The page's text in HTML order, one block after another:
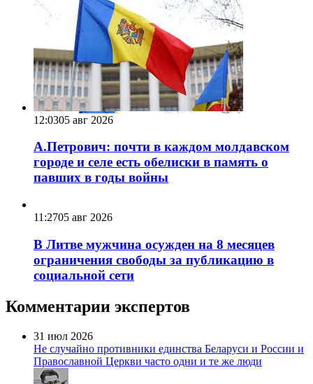
12:0305 авг 2026
А.Петрович: почти в каждом молдавском
городе и селе есть обелиски в память о
павших в годы войны
11:2705 авг 2026
В Литве мужчина осужден на 8 месяцев
ограничения свободы за публикацию в
социальной сети
Комментарии экспертов
31 июл 2026
Не случайно противники единства Беларуси и России и
Православной Церкви часто одни и те же люди